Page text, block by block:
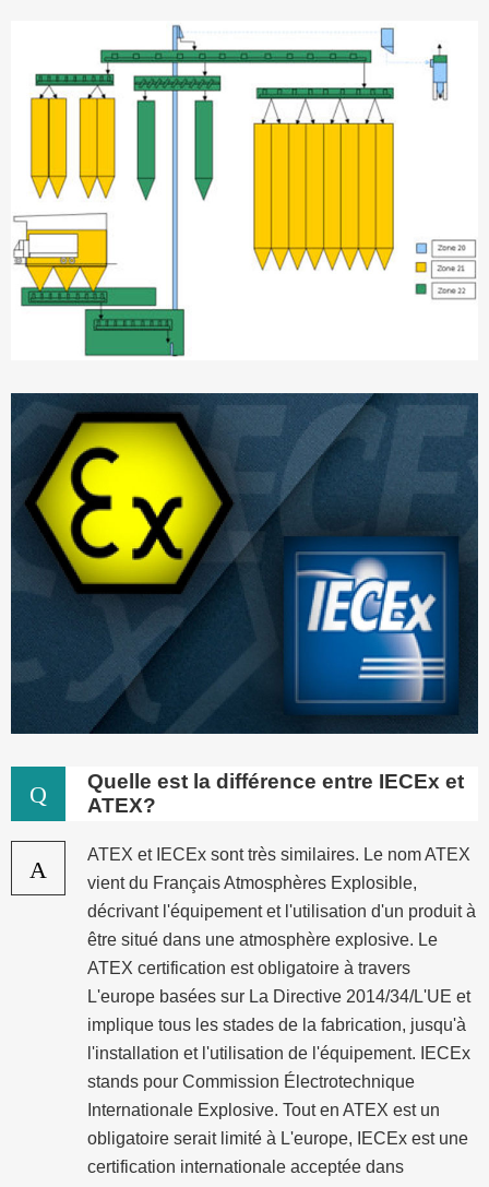
Q
Quelle est la différence entre IECEx et
ATEX?
A
ATEX et IECEx sont très similaires. Le nom ATEX
vient du Français Atmosphères Explosible,
décrivant l'équipement et l'utilisation d'un produit à
être situé dans une atmosphère explosive. Le
ATEX certification est obligatoire à travers
L'europe basées sur La Directive 2014/34/L'UE et
implique tous les stades de la fabrication, jusqu'à
l'installation et l'utilisation de l'équipement. IECEx
stands pour Commission Électrotechnique
Internationale Explosive. Tout en ATEX est un
obligatoire serait limité à L'europe, IECEx est une
certification internationale acceptée dans